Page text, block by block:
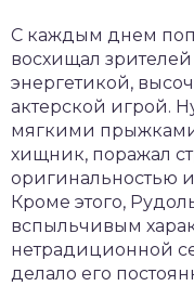
С каждым днем
восхищал
энергетикой,
актерской игрой.
мягкими
хищник, поражал
оригинальностью
Кроме этого,
вспыльчивым
нетрадиционной
делало его